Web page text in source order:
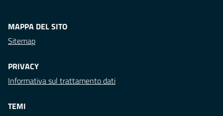
MAPPA DEL SITO
Sitemap
PRIVACY
Informativa sul trattamento dati
TEMI